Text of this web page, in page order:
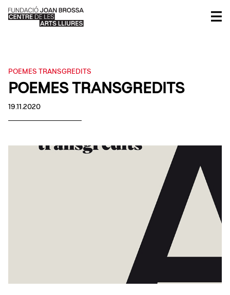
POEMES TRANSGREDITS
POEMES TRANSGREDITS
19.11.2020